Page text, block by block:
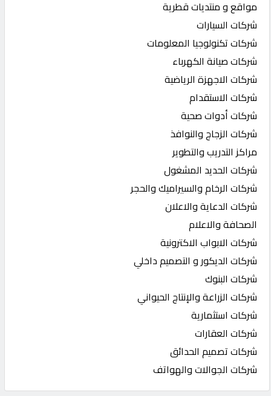
مواقع و منتديات قطرية
شركات السيارات
شركات تكنولوجيا المعلومات
شركات صيانة الكهرباء
شركات الاجهزة الرياضية
شركات الاستقدام
شركات أدوات صحية
شركات الزجاج والنوافذ
مراكز التدريب والتطوير
شركات الحديد المشغول
شركات الرخام والسيراميك والحجر
شركات الدعاية والاعلان
الصحافة والاعلام
شركات الابواب الاكترونية
شركات الديكور و التصميم داخلي
شركات البنوك
شركات الزراعة والإنتاج الحيواني
شركات استثمارية
شركات العقارات
شركات تصميم الحدائق
شركات الجوالات والهواتف